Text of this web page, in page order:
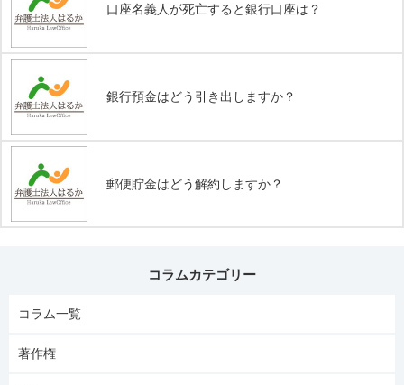
口座名義人が死亡すると銀行口座は？
銀行預金はどう引き出しますか？
郵便貯金はどう解約しますか？
コラムカテゴリー
コラム一覧
著作権